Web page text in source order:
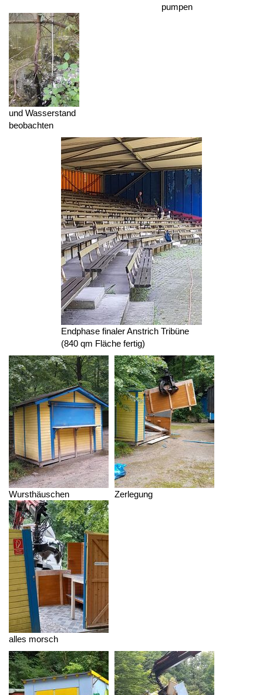
pumpen
und Wasserstand
beobachten
Endphase finaler Anstrich Tribüne
(840 qm Fläche fertig)
Wursthäuschen Zerlegung
alles morsch